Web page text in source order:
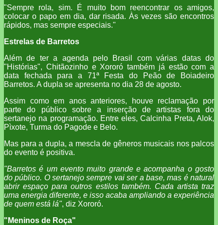
"Sempre rola, sim. É muito bom reencontrar os amigos,
colocar o papo em dia, dar risada. Às vezes são encontros
rápidos, mas sempre especiais."
Estrelas de Barretos
Além de ter a agenda pelo Brasil com várias datas do
"Histórias", Chitãozinho e Xororó também já estão com a
data fechada para a 71ª Festa do Peão de Boiadeiro
Barretos. A dupla se apresenta no dia 28 de agosto.
Assim como em anos anteriores, houve reclamação por
parte do público sobre a inserção de artistas fora do
sertanejo na programação. Entre eles, Calcinha Preta, Alok,
Pìxote, Turma do Pagode e Belo.
Mas para a dupla, a mescla de gêneros musicais nos palcos
do evento é positiva.
"Barretos é um evento muito grande e acompanha o gosto
do público. O sertanejo sempre vai ser a base, mas é natural
abrir espaço para outros estilos também. Cada artista traz
uma energia diferente, e isso acaba ampliando a experiência
de quem está lá", diz Xororó.
"Meninos de Roça"